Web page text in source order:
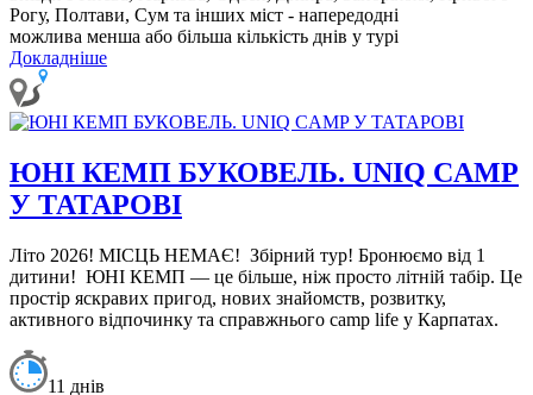
Рогу, Полтави, Сум та інших міст - напередодні
можлива менша або більша кількість днів у турі
Докладніше
ЮНІ КЕМП БУКОВЕЛЬ. UNIQ CAMP
У ТАТАРОВІ
Літо 2026! МІСЦЬ НЕМАЄ! Збірний тур! Бронюємо від 1
дитини! ЮНІ КЕМП — це більше, ніж просто літній табір. Це
простір яскравих пригод, нових знайомств, розвитку,
активного відпочинку та справжнього camp life у Карпатах.
11 днів